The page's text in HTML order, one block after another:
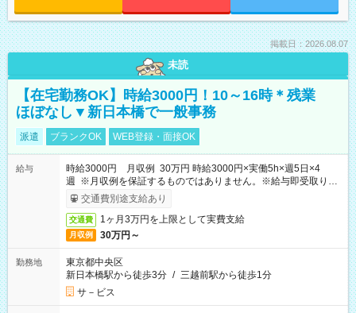
掲載日：2026.08.07
未読
【在宅勤務OK】時給3000円！10～16時＊残業
ほぼなし▼新日本橋で一般事務
派遣 ブランクOK WEB登録・面接OK
給与
時給3000円 月収例 30万円 時給3000円×実働5h×週5日×4
週 ※月収例を保証するものではありません。※給与即受取りサ
ービス利用可（利用条件有）
交通費別途支給あり
交通費 1ヶ月3万円を上限として実費支給
月収例 30万円～
勤務地
東京都中央区
新日本橋駅から徒歩3分 / 三越前駅から徒歩1分
サ－ビス